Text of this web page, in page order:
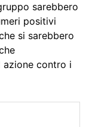
sarebbero
positivi
si sarebbero
azione contro i